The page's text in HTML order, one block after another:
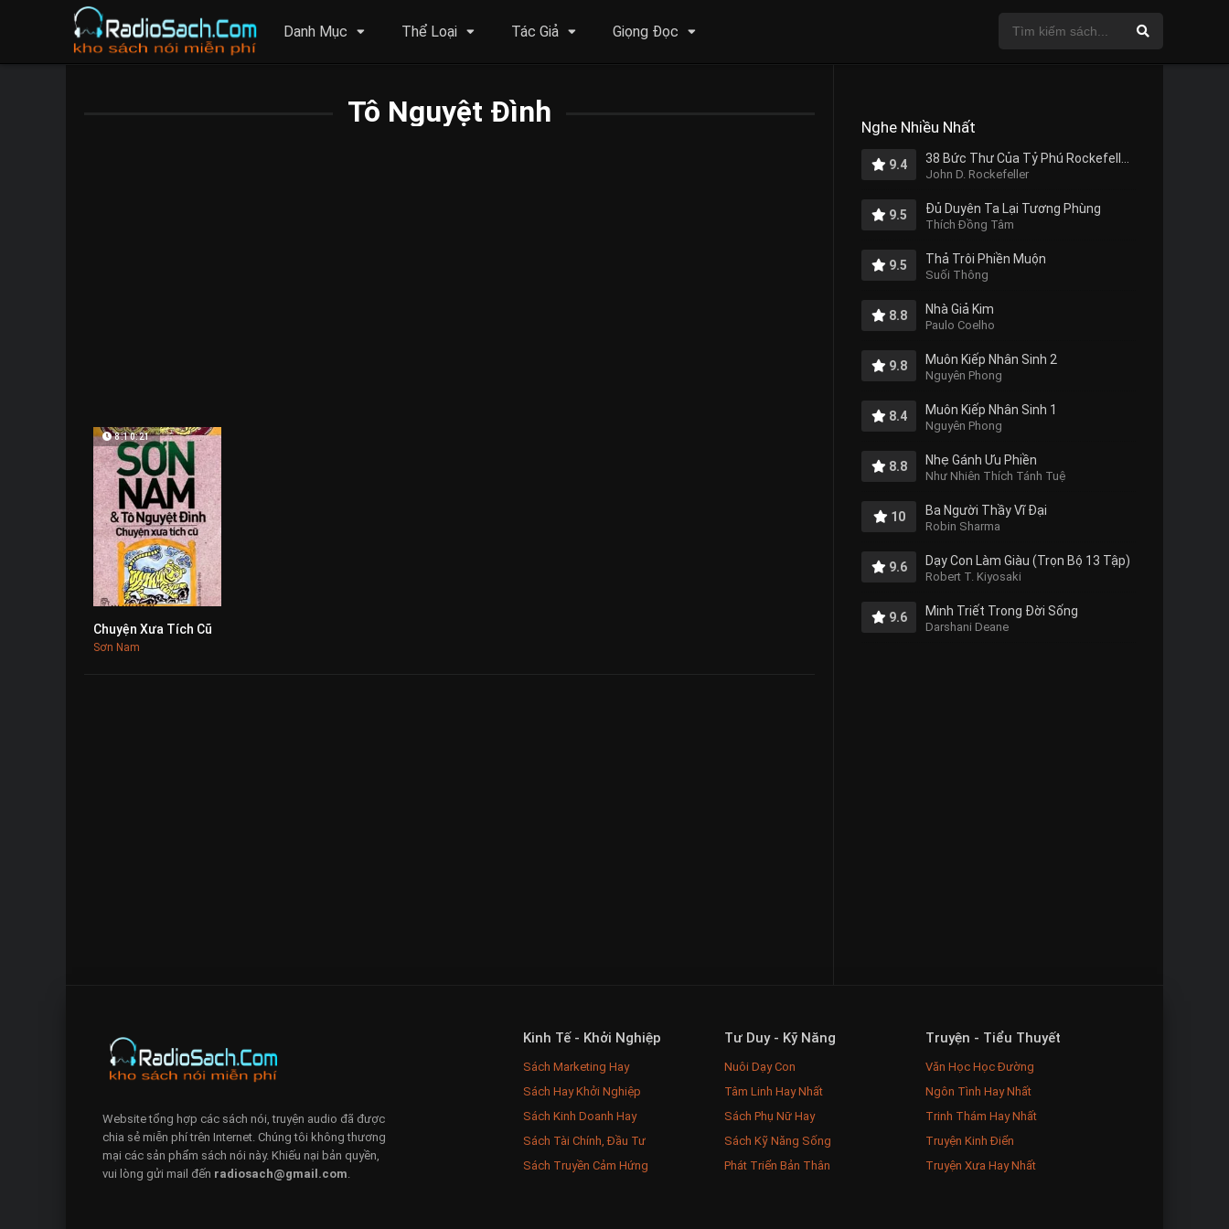
Danh Mục Thể Loại Tác Giả Giọng Đọc
Tô Nguyệt Đình
0
8:10:21
Chuyện Xưa Tích Cũ
Sơn Nam
Nghe Nhiều Nhất
9.4
John D. Rockefeller
9.5 Đủ Duyên Ta Lại Tương Phùng
Thích Đồng Tâm
9.5 Thả Trôi Phiền Muộn
Suối Thông
8.8 Nhà Giả Kim
Paulo Coelho
9.8 Muôn Kiếp Nhân Sinh 2
Nguyên Phong
8.4 Muôn Kiếp Nhân Sinh 1
Nguyên Phong
8.8 Nhẹ Gánh Ưu Phiền
Như Nhiên Thích Tánh Tuệ
10 Ba Người Thầy Vĩ Đại
Robin Sharma
9.6 Dạy Con Làm Giàu (Trọn Bộ 13 Tập)
Robert T. Kiyosaki
9.6 Minh Triết Trong Đời Sống
Darshani Deane
Kinh Tế - Khởi Nghiệp
Sách Marketing Hay
Sách Hay Khởi Nghiệp
Sách Kinh Doanh Hay
Sách Tài Chính, Đầu Tư
Sách Truyền Cảm Hứng
Tư Duy - Kỹ Năng
Nuôi Dạy Con
Tâm Linh Hay Nhất
Sách Phụ Nữ Hay
Sách Kỹ Năng Sống
Phát Triển Bản Thân
Truyện - Tiểu Thuyết
Văn Học Học Đường
Ngôn Tình Hay Nhất
Trinh Thám Hay Nhất
Truyện Kinh Điển
Truyện Xưa Hay Nhất
Website tổng hợp các sách nói, truyện audio đã được
chia sẻ miễn phí trên Internet. Chúng tôi không thương
mại các sản phẩm sách nói này. Khiếu nại bản quyền,
vui lòng gửi mail đến radiosach@gmail.com